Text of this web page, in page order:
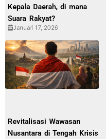
Kepala Daerah, di mana
Suara Rakyat?
Januari 17, 2026
Revitalisasi Wawasan
Nusantara di Tengah Krisis